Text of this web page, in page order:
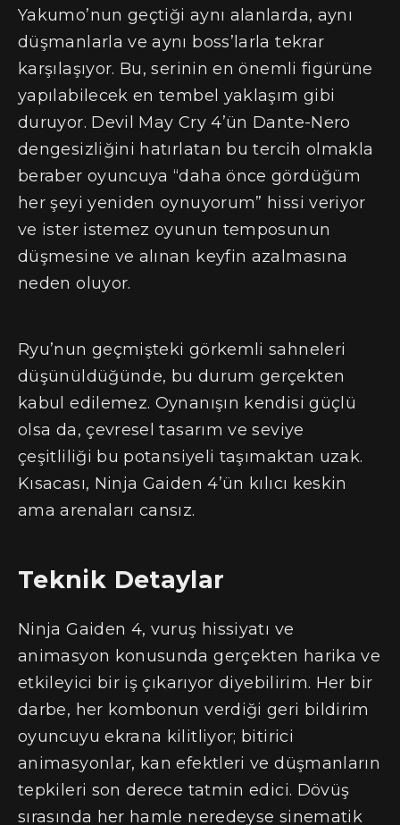
Yakumo’nun geçtiği aynı alanlarda, aynı
düşmanlarla ve aynı boss’larla tekrar
karşılaşıyor. Bu, serinin en önemli figürüne
yapılabilecek en tembel yaklaşım gibi
duruyor. Devil May Cry 4’ün Dante-Nero
dengesizliğini hatırlatan bu tercih olmakla
beraber oyuncuya “daha önce gördüğüm
her şeyi yeniden oynuyorum” hissi veriyor
ve ister istemez oyunun temposunun
düşmesine ve alınan keyfin azalmasına
neden oluyor.
Ryu’nun geçmişteki görkemli sahneleri
düşünüldüğünde, bu durum gerçekten
kabul edilemez. Oynanışın kendisi güçlü
olsa da, çevresel tasarım ve seviye
çeşitliliği bu potansiyeli taşımaktan uzak.
Kısacası, Ninja Gaiden 4’ün kılıcı keskin
ama arenaları cansız.
Teknik Detaylar
Ninja Gaiden 4, vuruş hissiyatı ve
animasyon konusunda gerçekten harika ve
etkileyici bir iş çıkarıyor diyebilirim. Her bir
darbe, her kombonun verdiği geri bildirim
oyuncuyu ekrana kilitliyor; bitirici
animasyonlar, kan efektleri ve düşmanların
tepkileri son derece tatmin edici. Dövüş
sırasında her hamle neredeyse sinematik